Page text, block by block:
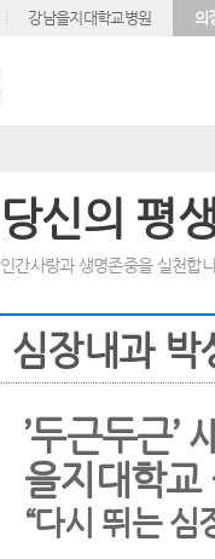
강남을지대학교병원 의
당신의 평
인간사랑과 생명존중을 실천합
심장내과 박
’두근두근’
을지대학교
“다시 뛰는 심